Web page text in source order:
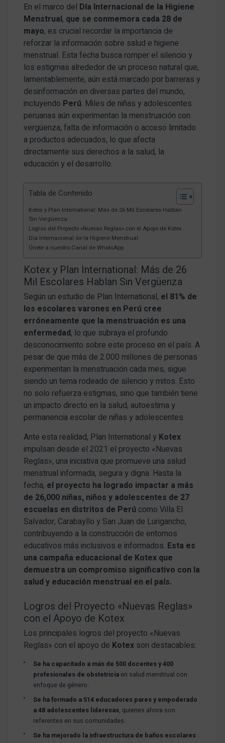
En el marco del Día Internacional de la Higiene
Menstrual, que se conmemora cada 28 de
mayo, es crucial recordar la importancia de
reforzar la información sobre salud e higiene
menstrual. Esta fecha busca romper el silencio y
los estigmas alrededor de un proceso natural que,
lamentablemente, aún está marcado por barreras y
desinformación en diversas partes del mundo,
incluyendo Perú. Miles de niñas y adolescentes
peruanas aún experimentan la menstruación con
vergüenza, falta de información o acceso limitado
a productos adecuados, lo que afecta
directamente sus derechos a la salud, la
educación y el desarrollo.
Tabla de Contenido
Kotex y Plan International: Más de 26 Mil Escolares Hablan
Sin Vergüenza
Logros del Proyecto «Nuevas Reglas» con el Apoyo de Kotex
Día Internacional de la Higiene Menstrual
Únete a nuestro Canal de WhatsApp
Kotex y Plan International: Más de 26
Mil Escolares Hablan Sin Vergüenza
Según un estudio de Plan International, el 81% de
los escolares varones en Perú cree
erróneamente que la menstruación es una
enfermedad, lo que subraya el profundo
desconocimiento sobre este proceso en el país. A
pesar de que más de 2.000 millones de personas
experimentan la menstruación cada mes, sigue
siendo un tema rodeado de silencio y mitos. Esto
no solo refuerza estigmas, sino que también tiene
un impacto directo en la salud, autoestima y
permanencia escolar de niñas y adolescentes.
Ante esta realidad, Plan International y Kotex
impulsan desde el 2021 el proyecto «Nuevas
Reglas», una iniciativa que promueve una salud
menstrual informada, segura y digna. Hasta la
fecha, el proyecto ha logrado impactar a más
de 26,000 niñas, niños y adolescentes de 27
escuelas en distritos de Perú como Villa El
Salvador, Carabayllo y San Juan de Lurigancho,
contribuyendo a la construcción de entornos
educativos más inclusivos e informados. Esta es
una campaña educacional de Kotex que
demuestra un compromiso significativo con la
salud y educación menstrual en el país.
Logros del Proyecto «Nuevas Reglas»
con el Apoyo de Kotex
Los principales logros del proyecto «Nuevas
Reglas» con el apoyo de Kotex son destacables:
Se ha capacitado a más de 500 docentes y 400
profesionales de obstetricia en salud menstrual con
enfoque de género.
Se ha formado a 514 educadores pares y empoderado
a 48 adolescentes lideresas, quienes ahora son
referentes en sus comunidades.
Se ha mejorado la infraestructura de baños escolares